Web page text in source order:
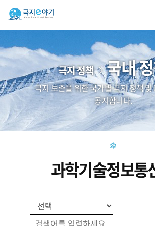
극지 정책 국내
극지 보존을 위한 국가별 극지 정책
공지합니다.
과학기술정보통